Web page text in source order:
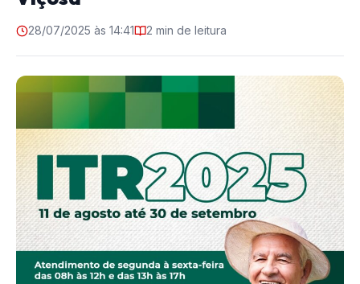
28/07/2025 às 14:41 2 min de leitura